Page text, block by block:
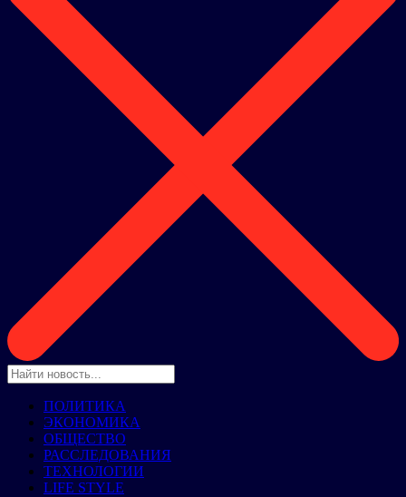
ПОЛИТИКА
ЭКОНОМИКА
ОБЩЕСТВО
РАССЛЕДОВАНИЯ
ТЕХНОЛОГИИ
LIFE STYLE